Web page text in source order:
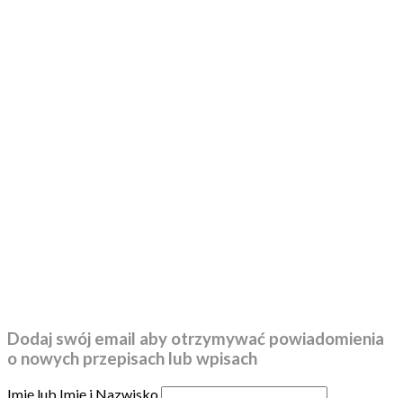
Dodaj swój email aby otrzymywać powiadomienia
o nowych przepisach lub wpisach
Imię lub Imię i Nazwisko